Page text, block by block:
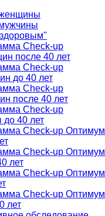
Check-up
после 40 лет
Check-up
до 40 лет
Check-up
после 40 лет
Check-up
40 лет
Check-up Оптимум
Check-up Оптимум
лет
Check-up Оптимум
Check-up Оптимум
лет